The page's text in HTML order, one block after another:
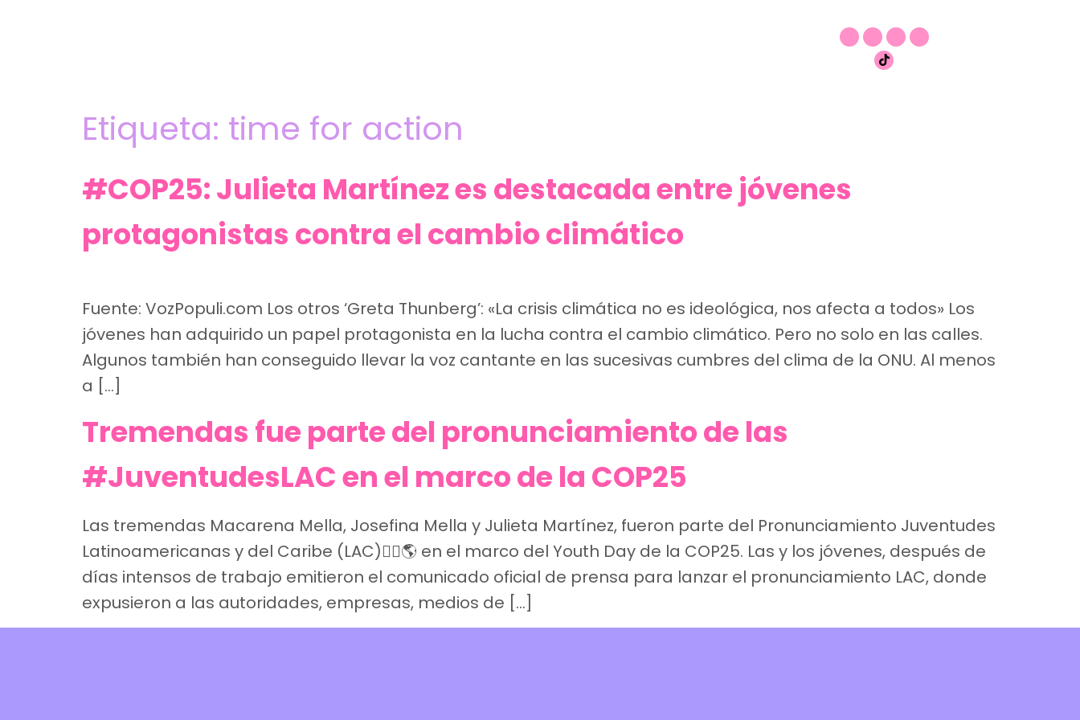
Etiqueta: time for action
#COP25: Julieta Martínez es destacada entre jóvenes
protagonistas contra el cambio climático
Fuente: VozPopuli.com Los otros ‘Greta Thunberg’: «La crisis climática no es ideológica, nos afecta a todos» Los
jóvenes han adquirido un papel protagonista en la lucha contra el cambio climático. Pero no solo en las calles.
Algunos también han conseguido llevar la voz cantante en las sucesivas cumbres del clima de la ONU. Al menos
a […]
Tremendas fue parte del pronunciamiento de las
#JuventudesLAC en el marco de la COP25
Las tremendas Macarena Mella, Josefina Mella y Julieta Martínez, fueron parte del Pronunciamiento Juventudes
Latinoamericanas y del Caribe (LAC)✊🏼🌎 en el marco del Youth Day de la COP25. Las y los jóvenes, después de
días intensos de trabajo emitieron el comunicado oficial de prensa para lanzar el pronunciamiento LAC, donde
expusieron a las autoridades, empresas, medios de […]